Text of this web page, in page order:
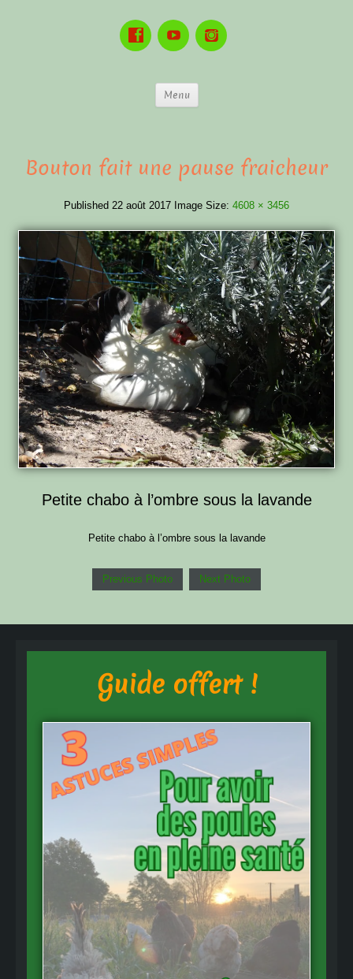
Menu
Bouton fait une pause fraicheur
Published 22 août 2017 Image Size: 4608 × 3456
Petite chabo à l’ombre sous la lavande
Petite chabo à l’ombre sous la lavande
Previous Photo Next Photo
Guide offert !